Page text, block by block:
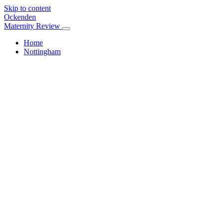
Skip to content
Ockenden
Maternity Review
Home
Nottingham